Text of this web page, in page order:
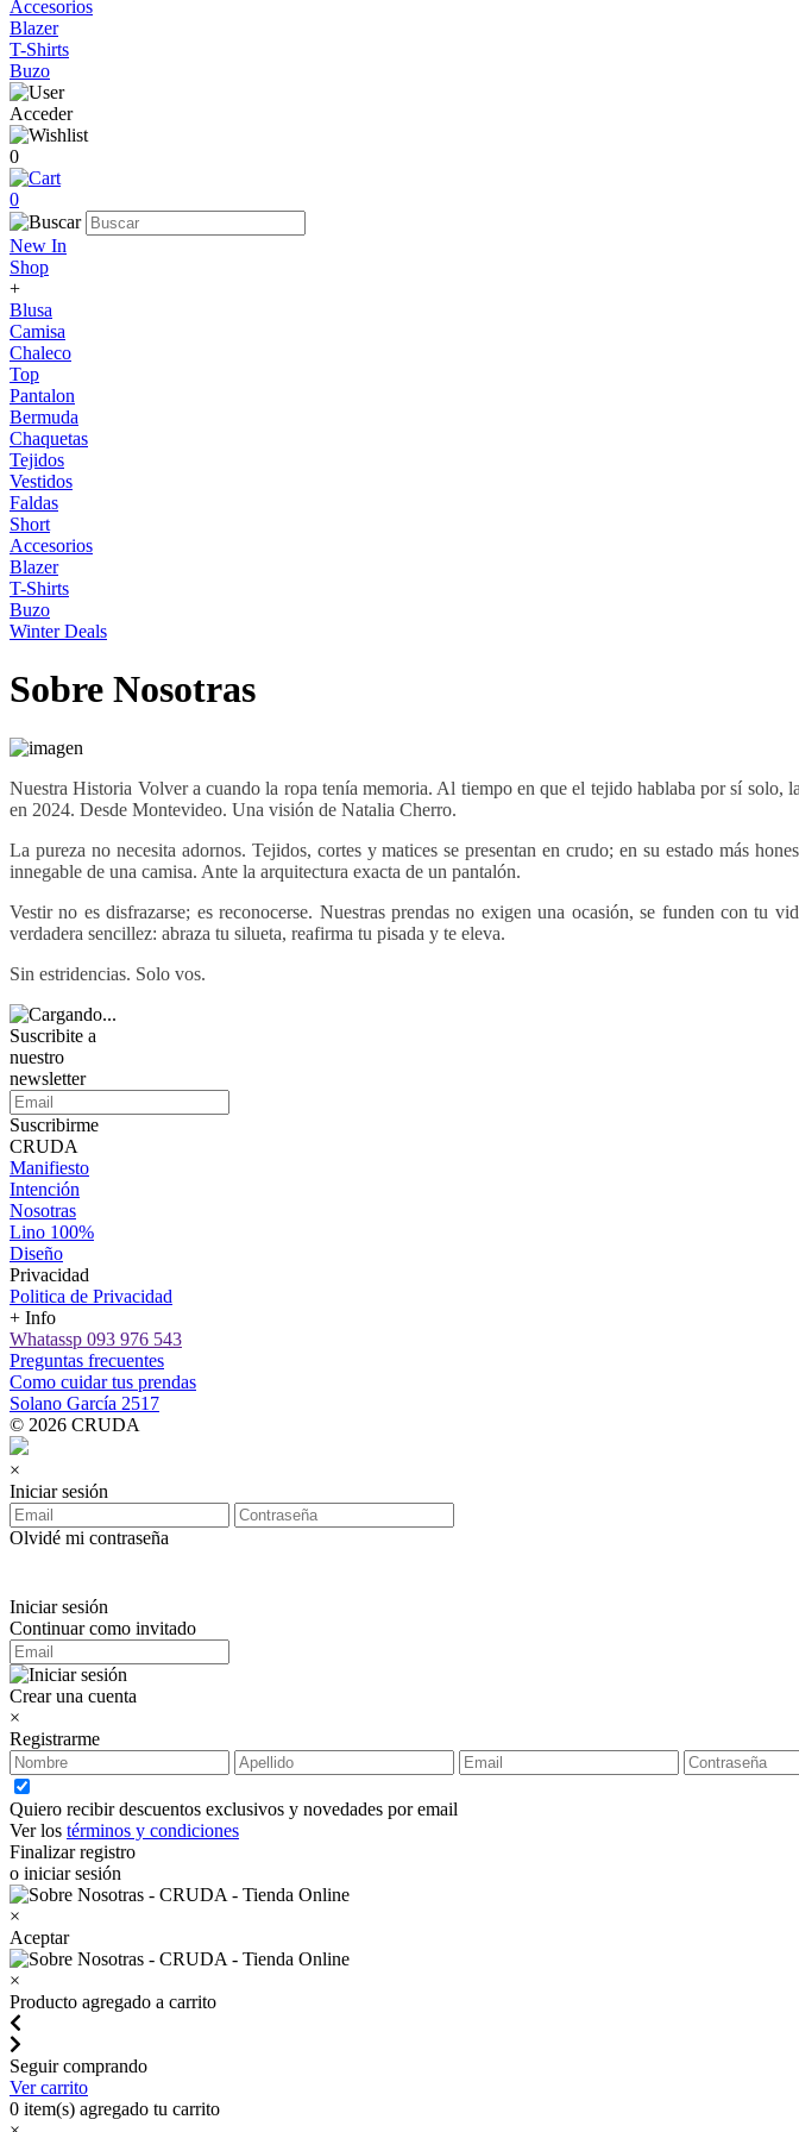
Accesorios
Blazer
T-Shirts
Buzo
Acceder
0
0
New In
Shop
+
Blusa
Camisa
Chaleco
Top
Pantalon
Bermuda
Chaquetas
Tejidos
Vestidos
Faldas
Short
Accesorios
Blazer
T-Shirts
Buzo
Winter Deals
Sobre Nosotras
Nuestra Historia Volver a cuando la ropa tenía memoria. Al tiempo en que el tejido hablaba por sí
en 2024. Desde Montevideo. Una visión de Natalia Cherro.
La pureza no necesita adornos. Tejidos, cortes y matices se presentan en crudo; en su estado más
innegable de una camisa. Ante la arquitectura exacta de un pantalón.
Vestir no es disfrazarse; es reconocerse. Nuestras prendas no exigen una ocasión, se funden con
verdadera sencillez: abraza tu silueta, reafirma tu pisada y te eleva.
Sin estridencias. Solo vos.
Suscribite a
nuestro
newsletter
Suscribirme
CRUDA
Manifiesto
Intención
Nosotras
Lino 100%
Diseño
Privacidad
Politica de Privacidad
+ Info
Whatassp 093 976 543
Preguntas frecuentes
Como cuidar tus prendas
Solano García 2517
© 2026 CRUDA
×
Iniciar sesión
Olvidé mi contraseña
Iniciar sesión
Continuar como invitado
Crear una cuenta
×
Registrarme
Quiero recibir descuentos exclusivos y novedades por email
Ver los términos y condiciones
Finalizar registro
o iniciar sesión
×
Aceptar
×
Producto agregado a carrito
Seguir comprando
Ver carrito
0 item(s) agregado tu carrito